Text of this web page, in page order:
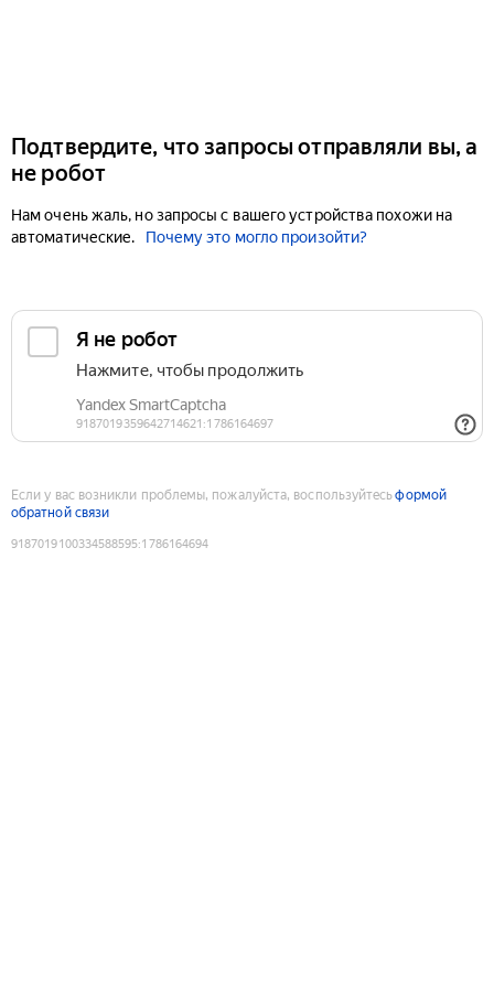
Подтвердите, что запросы отправляли вы, а
не робот
Нам очень жаль, но запросы с вашего устройства похожи на
автоматические.
Почему это могло произойти?
Если у вас возникли проблемы, пожалуйста, воспользуйтесьформой
обратной связи
9187019100334588595:1786164694